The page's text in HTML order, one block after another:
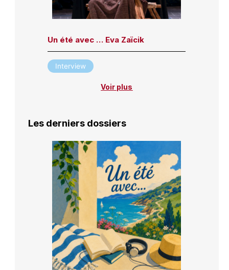
Un été avec … Eva Zaïcik
Interview
Voir plus
Les derniers dossiers